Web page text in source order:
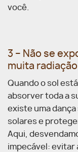
você.
3 – Não se
muita radiação
Quando o sol
absorver toda a
existe uma
solares e
Aqui,
impecável: evitar